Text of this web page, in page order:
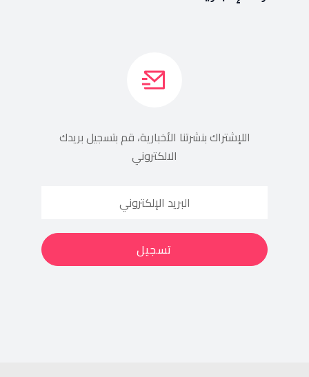
اللإشتراك بنشرتنا الأخبارية، قم بتسجيل بريدك
الالكتروني